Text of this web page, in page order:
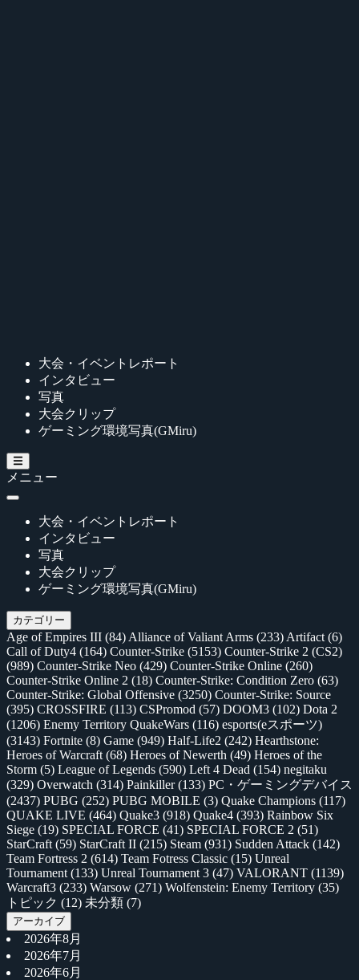
大会・イベントレポート
インタビュー
写真
大会クリップ
ゲーミング環境写真(GMiru)
メニュー
大会・イベントレポート
インタビュー
写真
大会クリップ
ゲーミング環境写真(GMiru)
カテゴリー
Age of Empires III (84) Alliance of Valiant Arms (233) Artifact (6)
Call of Duty4 (164) Counter-Strike (5153) Counter-Strike 2 (CS2)
(989) Counter-Strike Neo (429) Counter-Strike Online (260)
Counter-Strike Online 2 (18) Counter-Strike: Condition Zero (63)
Counter-Strike: Global Offensive (3250) Counter-Strike: Source
(395) CROSSFIRE (113) CSPromod (57) DOOM3 (102) Dota 2
(1206) Enemy Territory QuakeWars (116) esports(eスポーツ)
(3143) Fortnite (8) Game (949) Half-Life2 (242) Hearthstone:
Heroes of Warcraft (68) Heroes of Newerth (49) Heroes of the
Storm (5) League of Legends (590) Left 4 Dead (154) negitaku
(329) Overwatch (314) Painkiller(133) PC・ゲーミングデバイス
(2437) PUBG (252) PUBG MOBILE (3) Quake Champions (117)
QUAKE LIVE (464) Quake3 (918) Quake4 (393) Rainbow Six
Siege (19) SPECIAL FORCE (41) SPECIAL FORCE 2 (51)
StarCraft (59) StarCraft II (215) Steam (931) Sudden Attack (142)
Team Fortress 2 (614) Team Fotress Classic (15) Unreal
Tournament (133) Unreal Tournament 3 (47) VALORANT (1139)
Warcraft3 (233) Warsow (271) Wolfenstein: Enemy Territory (35)
トピック (12) 未分類 (7)
アーカイブ
2026年8月
2026年7月
2026年6月